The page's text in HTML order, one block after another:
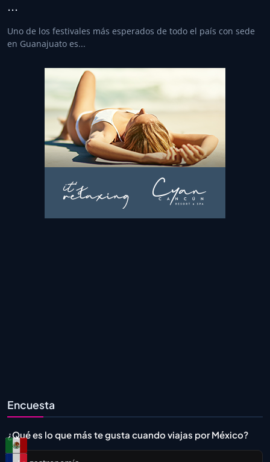
...
Uno de los festivales más esperados de todo el país con sede
en Guanajuato es...
Encuesta
¿Qué es lo que más te gusta cuando viajas por México?